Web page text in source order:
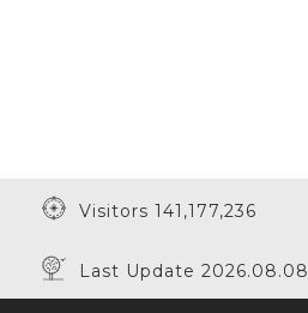
Visitors 141,177,236
Last Update 2026.08.08